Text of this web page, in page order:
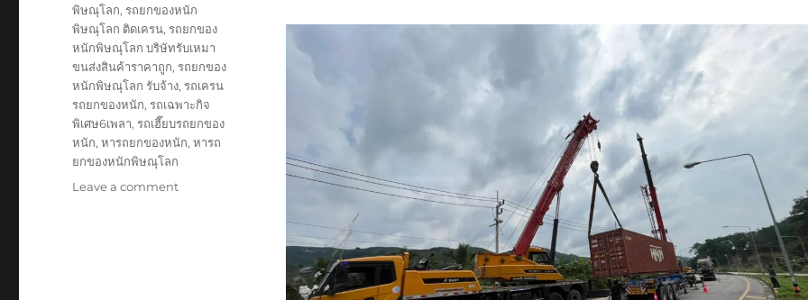
พิษณุโลก,รถยกของหนัก
พิษณุโลก ติดเครน,รถยกของ
หนักพิษณุโลก บริษัทรับเหมา
ขนส่งสินค้าราคาถูก,รถยกของ
หนักพิษณุโลก รับจ้าง,รถเครน
รถยกของหนัก,รถเฉพาะกิจ
พิเศษ6เพลา,รถเฮี๊ยบรถยกของ
หนัก,หารถยกของหนัก,หารถ
ยกของหนักพิษณุโลก
Leave a commenton